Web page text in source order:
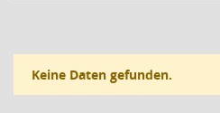
Keine Daten gefunden.